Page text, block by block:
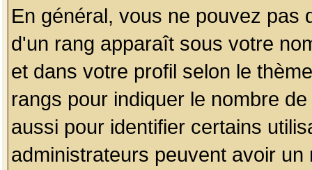
En général, vous ne pouvez pas
d'un rang apparaît sous votre
et dans votre profil selon le
rangs pour indiquer le nombre
aussi pour identifier certains
administrateurs peuvent avoir